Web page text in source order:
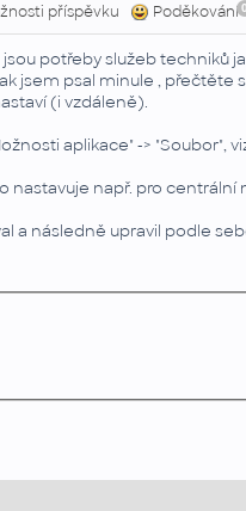
příspěvku Poděkování 0
potřeby služeb techniků
jsem psal minule , přečtěte
(i vzdáleně).
aplikace" -> "Soubor",
nastavuje např. pro centrální
a následně upravil podle